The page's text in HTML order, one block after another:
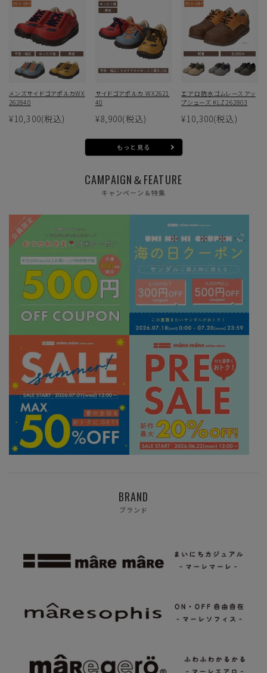
メンズサイドゴアポルカWX
262840
¥10,300(税込)
サイドゴアポルカ WX2621
40
¥8,900(税込)
エアロ防水ゴムレースアッ
プシューズ KLZ262803
¥10,300(税込)
もっと見る
CAMPAIGN＆FEATURE
キャンペーン＆特集
BRAND
ブランド